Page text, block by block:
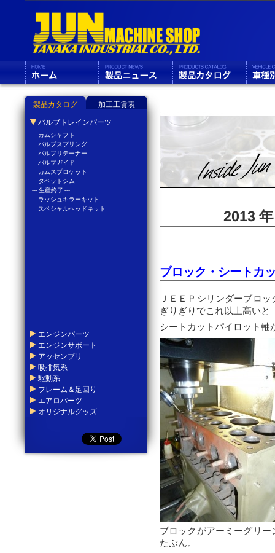
2013
ブロック・シートカ
ＪＥＥＰシリンダーブロ
ぎりぎりでこれ以上高いと
シートカットパイロット軸
ブロックがアーミーグリ
たぶん。
製品カタログ 加工工賃表
バルブトレインパーツ
カムシャフト
バルブスプリング
バルブリテーナー
バルブガイド
カムスプロケット
タペットシム
--- 生産終了 ---
ラッシュキラーキット
スペシャルヘッドキット
エンジンパーツ
エンジンサポート
アッセンブリ
吸排気系
駆動系
フレーム＆足回り
エアロパーツ
オリジナルグッズ